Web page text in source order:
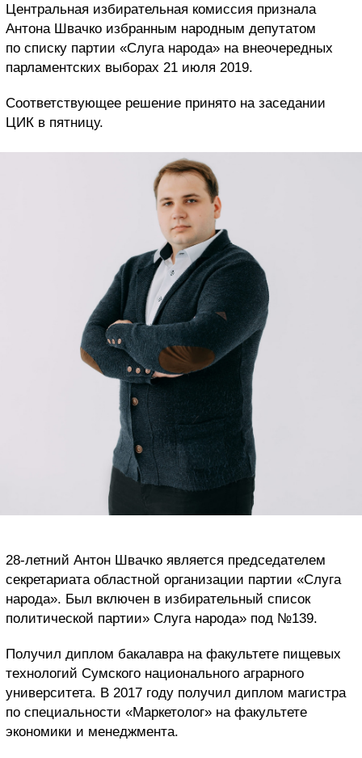
Центральная избирательная комиссия признала
Антона Швачко избранным народным депутатом
по списку партии «Слуга народа» на внеочередных
парламентских выборах 21 июля 2019.
Соответствующее решение принято на заседании
ЦИК в пятницу.
28-летний Антон Швачко является председателем
секретариата областной организации партии «Слуга
народа». Был включен в избирательный список
политической партии» Слуга народа» под №139.
Получил диплом бакалавра на факультете пищевых
технологий Сумского национального аграрного
университета. В 2017 году получил диплом магистра
по специальности «Маркетолог» на факультете
экономики и менеджмента.